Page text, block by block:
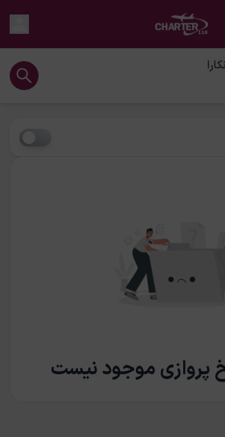
پروازی موجود نیست